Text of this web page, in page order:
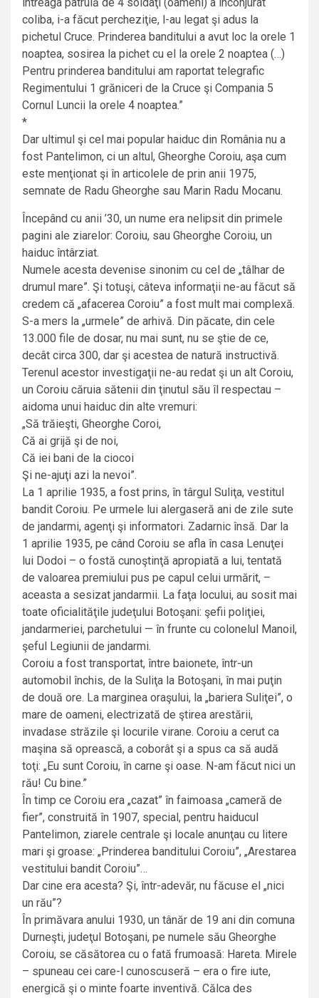
coliba, i-a făcut percheziţie, l-au legat şi adus la
pichetul Cruce. Prinderea banditului a avut loc la orele 1
noaptea, sosirea la pichet cu el la orele 2 noaptea (…)
Pentru prinderea banditului am raportat telegrafic
Regimentului 1 grăniceri de la Cruce şi Compania 5
Cornul Luncii la orele 4 noaptea.”
*
Dar ultimul şi cel mai popular haiduc din România nu a
fost Pantelimon, ci un altul, Gheorghe Coroiu, aşa cum
este menţionat şi în articolele de prin anii 1975,
semnate de Radu Gheorghe sau Marin Radu Mocanu.
Începând cu anii ’30, un nume era nelipsit din primele
pagini ale ziarelor: Coroiu, sau Gheorghe Coroiu, un
haiduc întârziat.
Numele acesta devenise sinonim cu cel de „tâlhar de
drumul mare”. Şi totuşi, câteva informaţii ne-au făcut să
credem că „afacerea Coroiu” a fost mult mai complexă.
S-a mers la „urmele” de arhivă. Din păcate, din cele
13.000 file de dosar, nu mai sunt, nu se ştie de ce,
decât circa 300, dar şi acestea de natură instructivă.
Terenul acestor investigaţii ne-au redat şi un alt Coroiu,
un Coroiu căruia sătenii din ţinutul său îl respectau –
aidoma unui haiduc din alte vremuri:
„Să trăieşti, Gheorghe Coroi,
Că ai grijă şi de noi,
Că iei bani de la ciocoi
Şi ne-ajuţi azi la nevoi”.
La 1 aprilie 1935, a fost prins, în târgul Suliţa, vestitul
bandit Coroiu. Pe urmele lui alergaseră ani de zile sute
de jandarmi, agenţi şi informatori. Zadarnic însă. Dar la
1 aprilie 1935, pe când Coroiu se afla în casa Lenuţei
lui Dodoi – o fostă cunoştinţă apropiată a lui, tentată
de valoarea premiului pus pe capul celui urmărit, –
aceasta a sesizat jandarmii. La faţa locului, au sosit mai
toate oficialităţile judeţului Botoşani: şefii poliţiei,
jandarmeriei, parchetului — în frunte cu colonelul Manoil,
şeful Legiunii de jandarmi.
Coroiu a fost transportat, între baionete, într-un
automobil închis, de la Suliţa la Botoşani, în mai puţin
de două ore. La marginea oraşului, la „bariera Suliţei”, o
mare de oameni, electrizată de ştirea arestării,
invadase străzile şi locurile virane. Coroiu a cerut ca
maşina să oprească, a coborât şi a spus ca să audă
toţi: „Eu sunt Coroiu, în carne şi oase. N-am făcut nici un
rău! Cu bine.”
În timp ce Coroiu era „cazat” în faimoasa „cameră de
fier”, construită în 1907, special, pentru haiducul
Pantelimon, ziarele centrale şi locale anunţau cu litere
mari şi groase: „Prinderea banditului Coroiu”, „Arestarea
vestitului bandit Coroiu”…
Dar cine era acesta? Şi, într-adevăr, nu făcuse el „nici
un rău”?
În primăvara anului 1930, un tânăr de 19 ani din comuna
Durneşti, judeţul Botoşani, pe numele său Gheorghe
Coroiu, se căsătorea cu o fată frumoasă: Hareta. Mirele
– spuneau cei care-l cunoscuseră – era o fire iute,
energică şi o minte foarte inventivă. Călca des